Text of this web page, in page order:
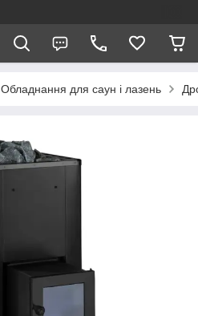
Обладнання для саун і лазень